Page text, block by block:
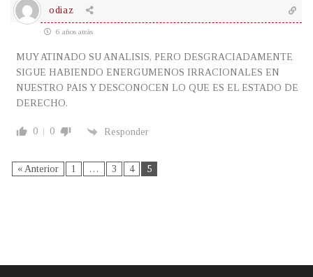
odiaz
6 años atrás
MUY ATINADO SU ANALISIS, PERO DESGRACIADAMENTE
SIGUE HABIENDO ENERGUMENOS IRRACIONALES EN
NUESTRO PAIS Y DESCONOCEN LO QUE ES EL ESTADO DE
DERECHO.
0 0 Responder
« Anterior 1 … 3 4 5